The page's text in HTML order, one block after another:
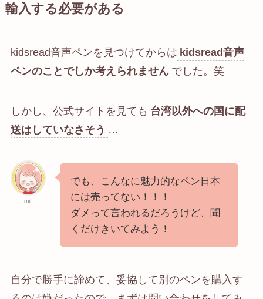
輸入する必要がある
kidsread音声ペンを見つけてからは kidsread音声
ペンのことでしか考えられません でした。笑
しかし、公式サイトを見ても 台湾以外への国に配
送はしていなさそう …
mif
でも、こんなに魅力的なペン日本
には売ってない！！！
ダメって言われるだろうけど、聞
くだけきいてみよう！
自分で勝手に諦めて、妥協して別のペンを購入す